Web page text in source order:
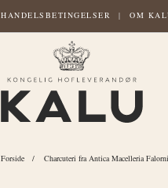
HANDELSBETINGELSER OM
Forside Charcuteri fra Antica Macelleria Falorni